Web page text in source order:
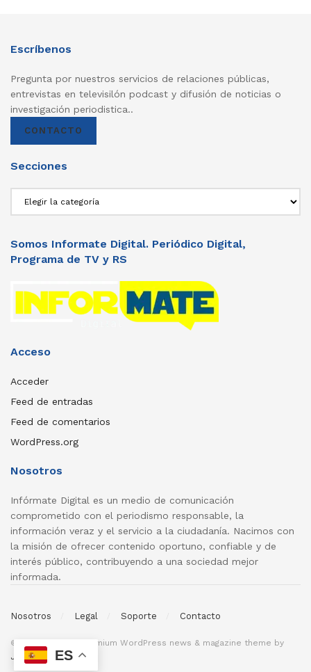
Escríbenos
Pregunta por nuestros servicios de relaciones públicas,
entrevistas en televisilón podcast y difusión de noticias o
investigación periodistica..
CONTACTO
Secciones
Somos Informate Digital. Periódico Digital,
Programa de TV y RS
Acceso
Acceder
Feed de entradas
Feed de comentarios
WordPress.org
Nosotros
Infórmate Digital es un medio de comunicación
comprometido con el periodismo responsable, la
información veraz y el servicio a la ciudadanía. Nacimos con
la misión de ofrecer contenido oportuno, confiable y de
interés público, contribuyendo a una sociedad mejor
informada.
Nosotros Legal Soporte Contacto
© 2026
- Premium WordPress news & magazine theme by
Jegtheme
ES